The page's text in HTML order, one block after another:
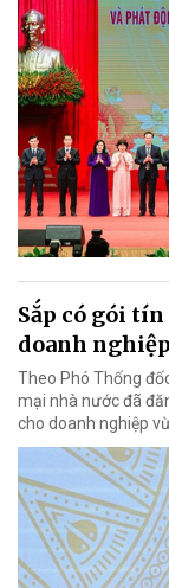
Sắp có gói
doanh
Theo Phó Thống
mại nhà nước đã
cho doanh nghiệp